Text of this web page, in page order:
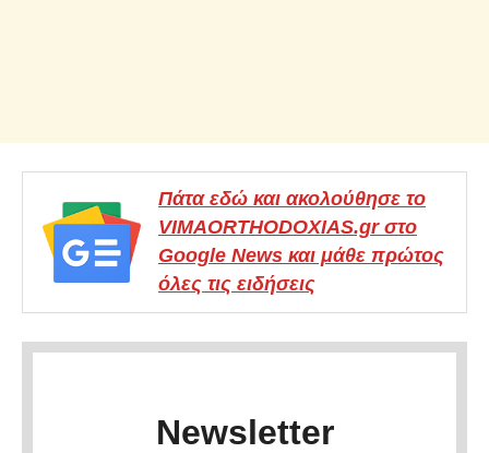
Πάτα εδώ και ακολούθησε το
VIMAORTHODOXIAS.gr στο
Google News και μάθε πρώτος
όλες τις ειδήσεις
Newsletter